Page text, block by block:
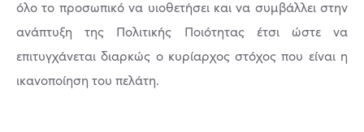
όλο το προσωπικό να υιοθετήσει και να συμβάλλει στην
ανάπτυξη της Πολιτικής Ποιότητας έτσι ώστε να
επιτυγχάνεται διαρκώς ο κυρίαρχος στόχος που είναι η
ικανοποίηση του πελάτη.